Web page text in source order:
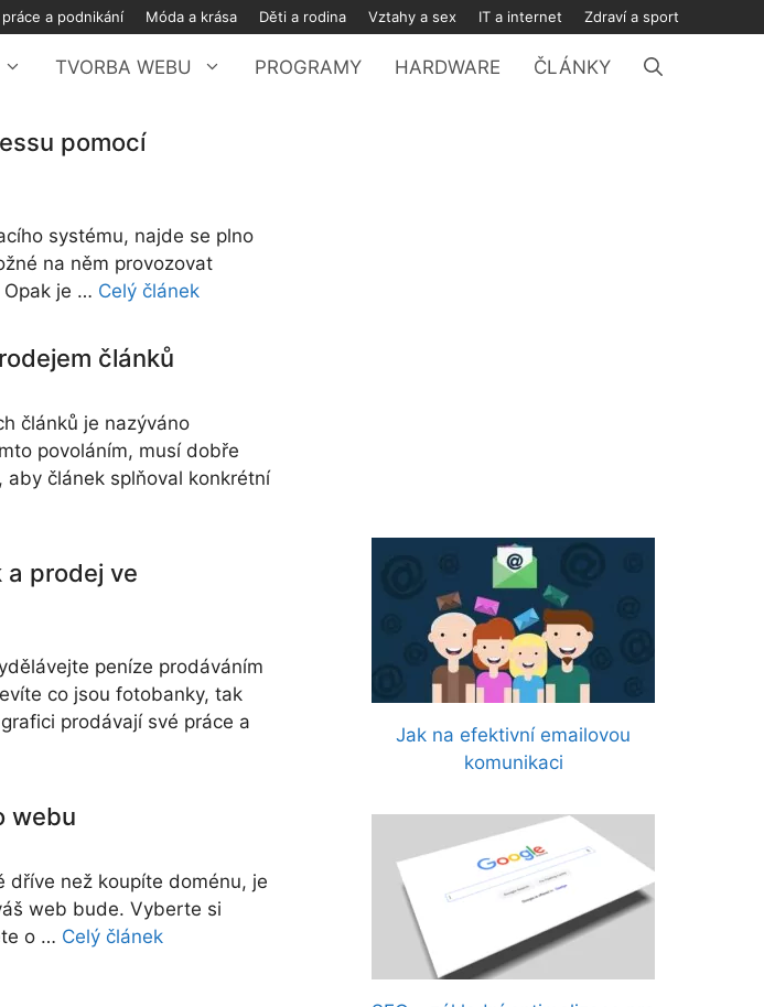
a podnikání Móda a krása Děti a rodina Vztahy a sex IT a internet Zdraví a sport
TVORBA WEBU PROGRAMY HARDWARE ČLÁNKY
pomocí
systému, najde se plno
na něm provozovat
Opak je … Celý článek
článků
článků je nazýváno
povoláním, musí dobře
článek splňoval konkrétní
prodej ve
peníze prodáváním
co jsou fotobanky, tak
prodávají své práce a
webu
dříve než koupíte doménu, je
web bude. Vyberte si
o … Celý článek
Jak na efektivní emailovou
komunikaci